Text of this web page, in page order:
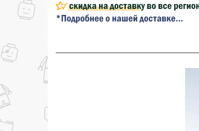
(фото сборки) до 10%
на нашем сайте
100₽